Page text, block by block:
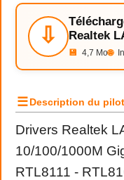
⇩
Realtek
💾 4,7 Mo🌐
☰Description du
Drivers Realtek
10/100/1000M
RTL8111 -